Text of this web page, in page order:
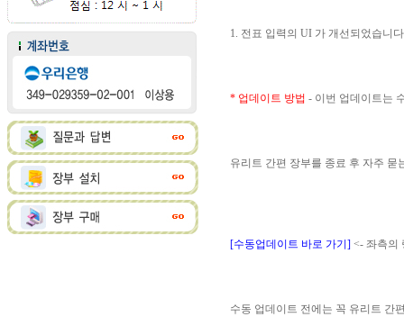
1. 전표 입력의 UI 가 개선되었습니
* 업데이트 방법 - 이번 업데이트는
유리트 간편 장부를 종료 후 자주
[수동업데이트 바로 가기] <- 좌측의
수동 업데이트 전에는 꼭 유리트 간